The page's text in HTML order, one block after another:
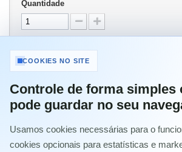
Quantidade
Comprar
MAIS INFORMAÇÃO
COOKIES NO SITE
Controle de forma simples
pode guardar no seu
Usamos cookies necessárias para o
cookies opcionais para estatísticas e